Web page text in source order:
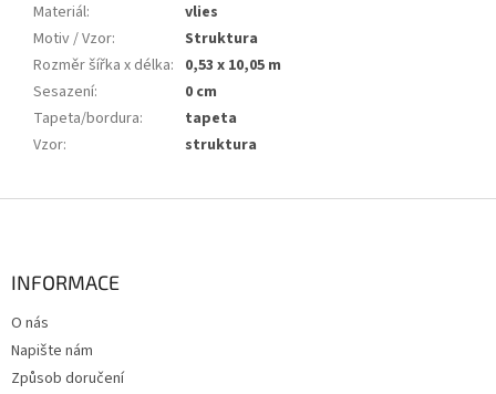
Materiál:
vlies
Motiv / Vzor:
Struktura
Rozměr šířka x délka: 0,53 x 10,05 m
Sesazení:
0 cm
Tapeta/bordura:
tapeta
Vzor: struktura
INFORMACE
O nás
Napište nám
Způsob doručení